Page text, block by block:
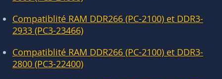
Compatiblité RAM DDR266 (PC-2100) et DDR3-
2933 (PC3-23466)
Compatiblité RAM DDR266 (PC-2100) et DDR3-
2800 (PC3-22400)